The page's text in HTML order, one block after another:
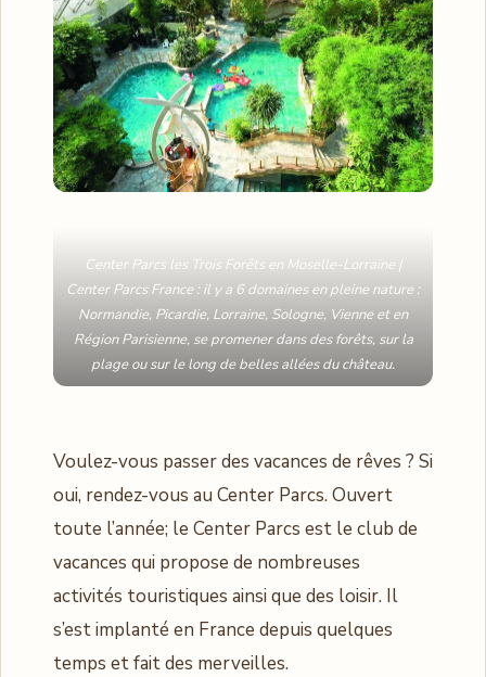
Center Parcs les Trois Forêts en Moselle-Lorraine |
Center Parcs France : il y a 6 domaines en pleine nature :
Normandie, Picardie, Lorraine, Sologne, Vienne et en
Région Parisienne, se promener dans des forêts, sur la
plage ou sur le long de belles allées du château.
Voulez-vous passer des vacances de rêves ? Si
oui, rendez-vous au Center Parcs. Ouvert
toute l’année; le Center Parcs est le club de
vacances qui propose de nombreuses
activités touristiques ainsi que des loisir. Il
s’est implanté en France depuis quelques
temps et fait des merveilles.